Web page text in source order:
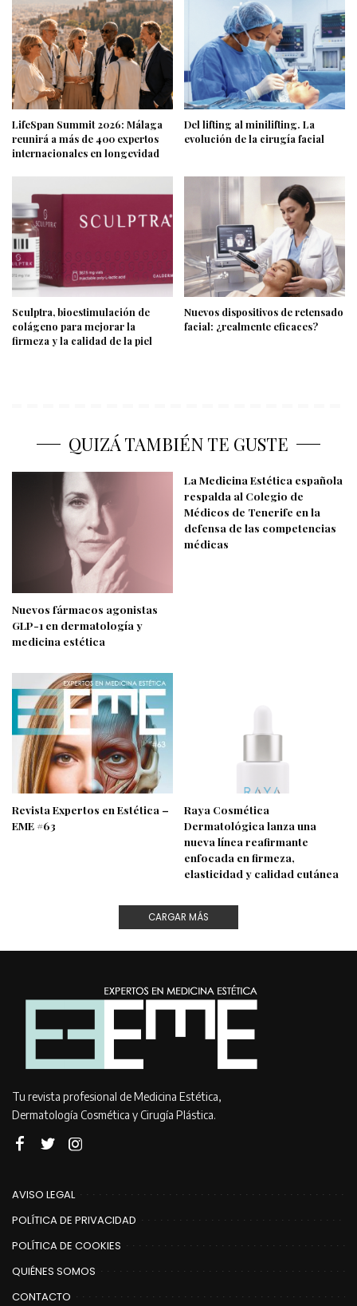
LifeSpan Summit 2026: Málaga
reunirá a más de 400 expertos
internacionales en longevidad
Del lifting al minilifting. La
evolución de la cirugía facial
Sculptra, bioestimulación de
colágeno para mejorar la
firmeza y la calidad de la piel
Nuevos dispositivos de retensado
facial: ¿realmente eficaces?
QUIZÁ TAMBIÉN TE GUSTE
Nuevos fármacos agonistas
GLP-1 en dermatología y
medicina estética
La Medicina Estética española
respalda al Colegio de
Médicos de Tenerife en la
defensa de las competencias
médicas
Revista Expertos en Estética –
EME #63
Raya Cosmética
Dermatológica lanza una
nueva línea reafirmante
enfocada en firmeza,
elasticidad y calidad cutánea
CARGAR MÁS
Tu revista profesional de Medicina Estética,
Dermatología Cosmética y Cirugía Plástica.
AVISO LEGAL
POLÍTICA DE PRIVACIDAD
POLÍTICA DE COOKIES
QUIÉNES SOMOS
CONTACTO